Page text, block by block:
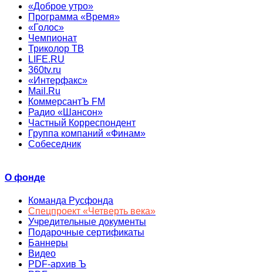
«Доброе утро»
Программа «Время»
«Голос»
Чемпионат
Триколор ТВ
LIFE.RU
360tv.ru
«Интерфакс»
Mail.Ru
КоммерсантЪ FM
Радио «Шансон»
Частный Корреспондент
Группа компаний «Финам»
Собеседник
О фонде
Команда Русфонда
Спецпроект «Четверть века»
Учредительные документы
Подарочные сертификаты
Баннеры
Видео
PDF-архив Ъ